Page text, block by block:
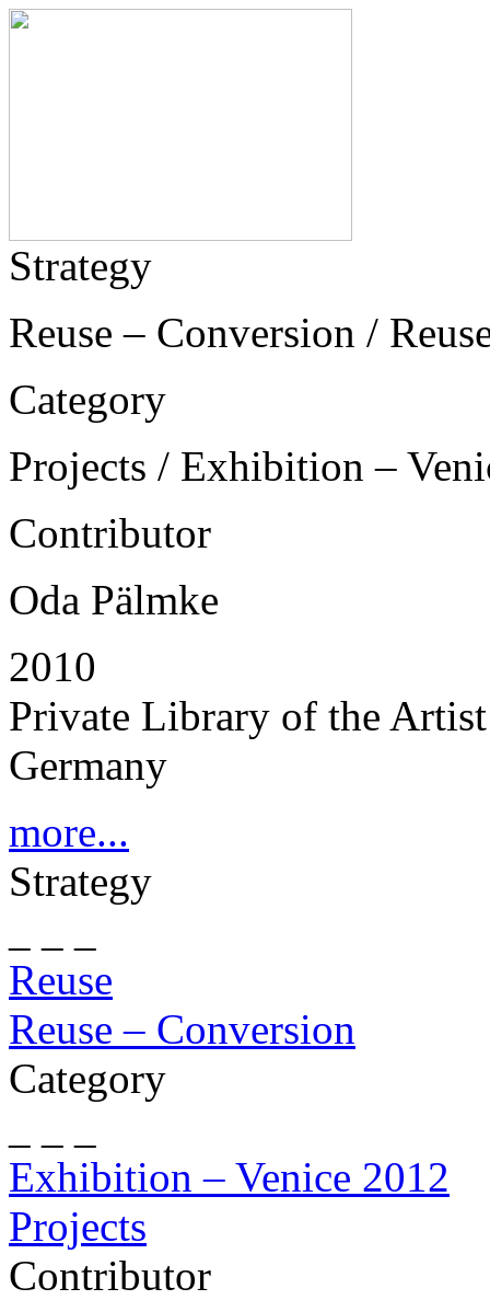
Strategy
Reuse – Conversion /
Category
Projects / Exhibition –
Contributor
Oda Pälmke
2010
Private Library of the
Germany
more...
Strategy
Reuse
Reuse – Conversion
Category
Exhibition – Venice 2012
Projects
Contributor